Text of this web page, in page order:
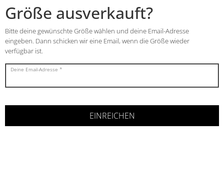
Größe ausverkauft?
Bitte deine gewünschte Größe wählen und deine Email-Adresse
eingeben. Dann schicken wir eine Email, wenn die Größe wieder
verfügbar ist.
Deine Email-Adresse